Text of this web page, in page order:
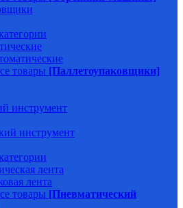
товары [Паллетоупаковщики]
инструмент
инструмент
лента
лента
товары [Пневматический